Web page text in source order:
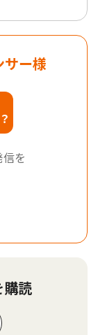
サー様
を
購読